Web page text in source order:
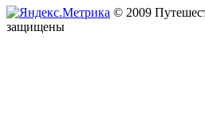
© 2009
защищены